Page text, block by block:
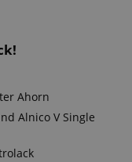
Ahorn
Alnico V Single